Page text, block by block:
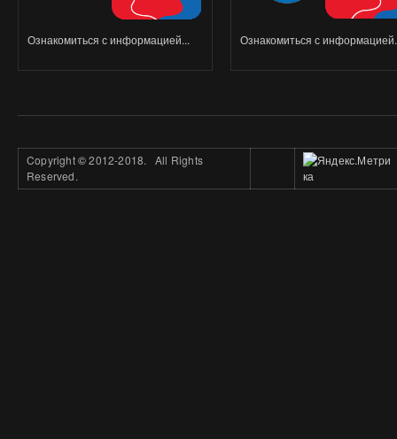
Ознакомиться с информацией... Ознакомиться с
Copyright©2012-2018. All Rights
Reserved.